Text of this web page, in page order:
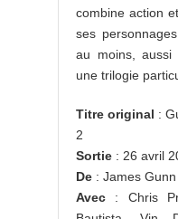
combine action
ses
au moins, aussi
une trilogie
Titre original :
2
Sortie : 26 avril
De : James Gunn
Avec : Chris